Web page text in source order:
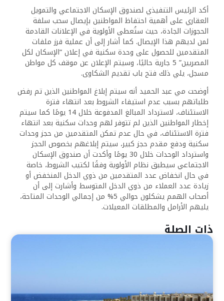
أكد الرئيس التنفيذي لصندوق الإسكان الاجتماعي والتمويل
العقاري على أهمية احتفاظ المواطنين بإيصال سحب سلفة
الحجوزات الجادة، حيث ستُعطى الأولوية في الإعلانات القادمة
لمن لديهم هذا الإيصال. كما أشار إلى أن عملية فرز ملفات
المتقدمين للحصول على وحدة سكنية في إعلان “الإسكان لكل
المصريين” 5 جارية حاليًا، وسيتم الإعلان عن موقف كل مواطن
مسجل، يلي ذلك فتح باب تقديم الشكاوى.
أوضحت مي عبد الحميد أنه سيتم إبلاغ المواطنين الذين تم رفض
طلباتهم بسبب عدم استيفاء الشروط بعد انتهاء فترة
الاستئناف، لاسترداد المبالغ المدفوعة خلال 14 يومًا كما سيتم
إخطار المواطنين الذين لم تتوفر لهم وحدات سكنية بعد انتهاء
فترة الاستئناف، في حال عدم تمكن المتقدمين من حجز وحدات
سكنية ودفع مقدم حجز كبير، سيتم إبلاغهم بخصوص الحجز
واسترداد الوحدات خلال 30 يومًا وأكدت أن صندوق الإسكان
الاجتماعي سيطبق نظام الأولوية وفقًا لكتيب الشروط، خاصة
في حال انخفاض عدد المتقدمين من ذوي الدخل المنخفض أو
زيادة عدد العملاء من ذوي الدخل المتوسط وأشارت إلى أن
أصحاب الهمم يشكلون حوالي 5% من إجمالي الوحدات المتاحة،
يليهم الأرامل والمطلقات المعيلات.
ذات الصلة